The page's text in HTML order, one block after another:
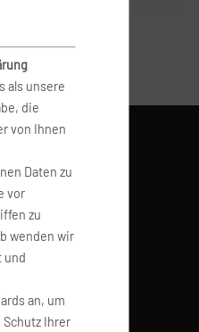
als unsere
die
von Ihnen
Daten zu
vor
zu
wenden wir
und
an, um
Ihrer